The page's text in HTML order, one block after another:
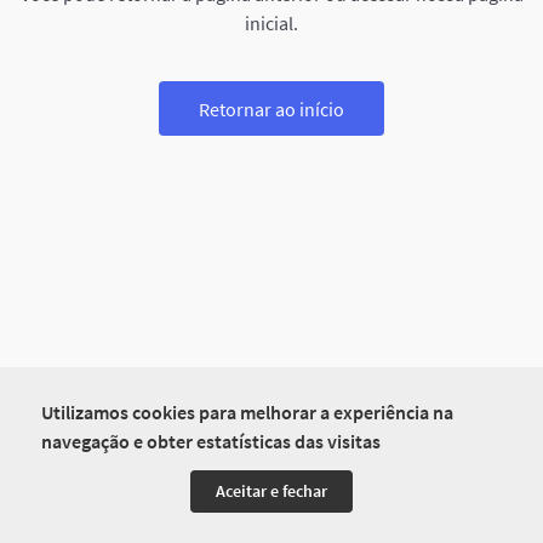
Utilizamos cookies para melhorar a experiência na
navegação e obter estatísticas das visitas
Aceitar e fechar
inicial.
Retornar ao início